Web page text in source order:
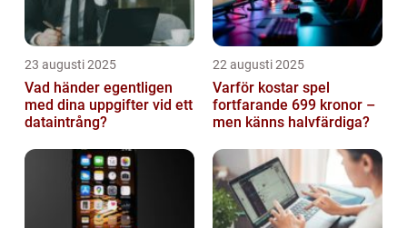
23 augusti 2025
Vad händer egentligen
med dina uppgifter vid ett
dataintrång?
22 augusti 2025
Varför kostar spel
fortfarande 699 kronor –
men känns halvfärdiga?